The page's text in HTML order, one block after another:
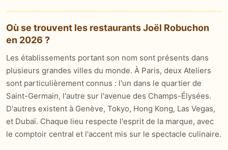
Où se trouvent les restaurants Joël Robuchon
en 2026 ?
Les établissements portant son nom sont présents dans
plusieurs grandes villes du monde. À Paris, deux Ateliers
sont particulièrement connus : l'un dans le quartier de
Saint-Germain, l'autre sur l'avenue des Champs-Élysées.
D'autres existent à Genève, Tokyo, Hong Kong, Las Vegas,
et Dubaï. Chaque lieu respecte l'esprit de la marque, avec
le comptoir central et l'accent mis sur le spectacle culinaire.